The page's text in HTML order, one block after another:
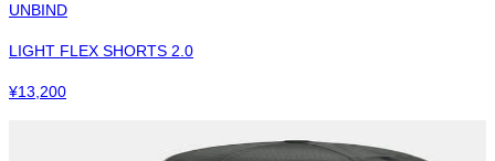
UNBIND
LIGHT FLEX SHORTS 2.0
¥13,200